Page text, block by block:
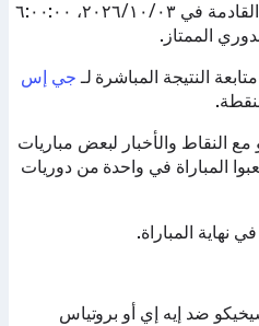
سيلعب إيه إي بسيخيكو المباراة القادمة في ٠٣‏/١٠‏/٢٠٢٦، ٦:٠٠:٠٠
النتيجة المباشرة لـ جي إس
مع النقاط والأخبار لبعض مباريات
المباراة في واحدة من دوريات
نهاية المباراة.
ضد إيه إي أو بروتياس